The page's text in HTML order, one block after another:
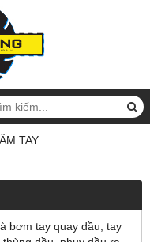
TAY
bơm tay quay dầu, tay